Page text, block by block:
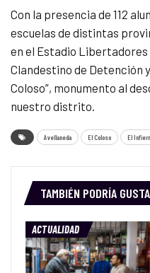
Con la presencia de 112
escuelas de distintas
en el Estadio Libertadores
Clandestino de Detención
Coloso”, monumento al
nuestro distrito.
Avellaneda El Coloso El
TAMBIÉN PODRÍA
ACTUALIDAD